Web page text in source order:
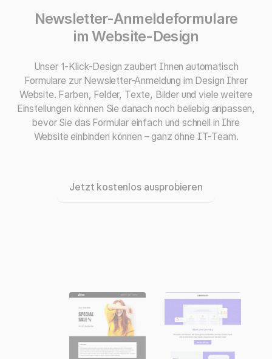
Newsletter-Anmeldeformulare
im Website-Design
Unser 1-Klick-Design zaubert Ihnen automatisch
Formulare zur Newsletter-Anmeldung im Design Ihrer
Website. Farben, Felder, Texte, Bilder und viele weitere
Einstellungen können Sie danach noch beliebig anpassen,
bevor Sie das Formular einfach und schnell in Ihre
Website einbinden können – ganz ohne IT-Team.
Jetzt kostenlos ausprobieren